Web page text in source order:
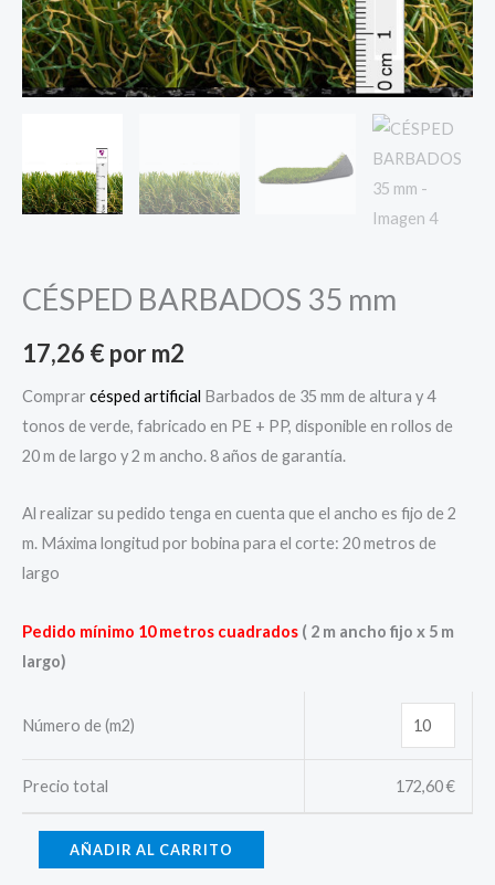
CÉSPED BARBADOS 35 mm
17,26 €por m2
Comprar césped artificial Barbados de 35 mm de altura y 4
tonos de verde, fabricado en PE + PP, disponible en rollos de
20 m de largo y 2 m ancho. 8 años de garantía.
Al realizar su pedido tenga en cuenta que el ancho es fijo de 2
m. Máxima longitud por bobina para el corte: 20 metros de
largo
Pedido mínimo 10 metros cuadrados ( 2 m ancho fijo x 5 m
largo)
Número de (m2)
Precio total 172,60€
AÑADIR AL CARRITO